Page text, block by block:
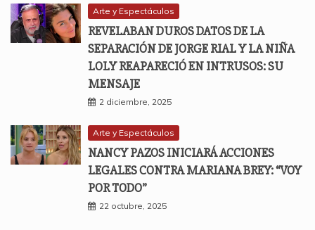
Arte y Espectáculos
REVELABAN DUROS DATOS DE LA
SEPARACIÓN DE JORGE RIAL Y LA NIÑA
LOLY REAPARECIÓ EN INTRUSOS: SU
MENSAJE
2 diciembre, 2025
Arte y Espectáculos
NANCY PAZOS INICIARÁ ACCIONES
LEGALES CONTRA MARIANA BREY: “VOY
POR TODO”
22 octubre, 2025